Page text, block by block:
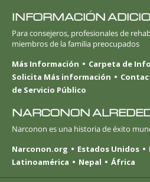
INFORMACIÓN
Para consejeros, profesionales de
miembros de la familia preocupados
Más Información
Carpeta de
Solicita Más información
de Servicio Público
NARCONON
Narconon es una historia de éxito
Narconon.org
Estados Unidos
Latinoamérica
Nepal África